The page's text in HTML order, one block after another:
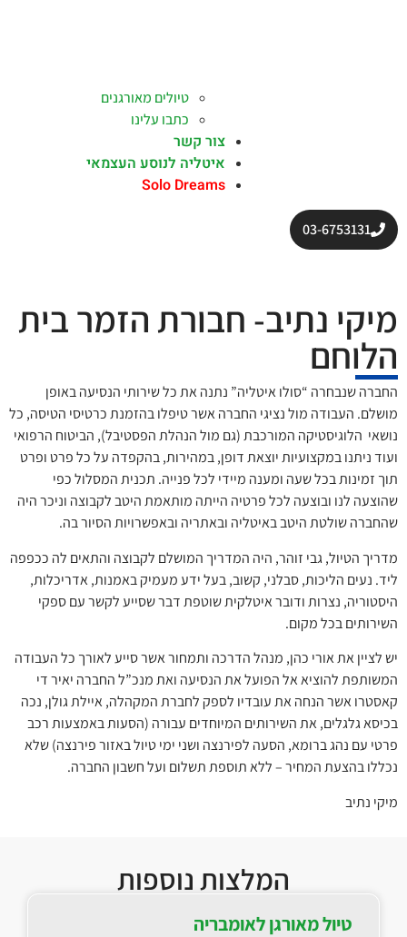
03-6753131
טיולים מאורגנים
כתבו עלינו
צור קשר
איטליה לנוסע העצמאי
Solo Dreams
מיקי נתיב- חבורת הזמר בית
הלוחם
החברה שנבחרה “סולו איטליה” נתנה את כל שירותי הנסיעה באופן
מושלם. העבודה מול נציגי החברה אשר טיפלו בהזמנת כרטיסי הטיסה, כל
נושאי הלוגיסטיקה המורכבת (גם מול הנהלת הפסטיבל), הביטוח הרפואי
ועוד ניתנו במקצועיות יוצאת דופן, במהירות, בהקפדה על כל פרט ופרט
תוך זמינות בכל שעה ומענה מיידי לכל פנייה. תכנית המסלול כפי
שהוצעה לנו ובוצעה לכל פרטיה הייתה מותאמת היטב לקבוצה וניכר היה
שהחברה שולטת היטב באיטליה ובאתריה ובאפשרויות הסיור בה.
מדריך הטיול, גבי זוהר, היה המדריך המושלם לקבוצה והתאים לה ככפפה
ליד. נעים הליכות, סבלני, קשוב, בעל ידע מעמיק באמנות, אדריכלות,
היסטוריה, נצרות ודובר איטלקית שוטפת דבר שסייע לקשר עם ספקי
השירותים בכל מקום.
יש לציין את אורי כהן, מנהל הדרכה ותמחור אשר סייע לאורך כל העבודה
המשותפת להוציא אל הפועל את הנסיעה ואת מנכ”ל החברה יאיר די
קאסטרו אשר הנחה את עובדיו לספק לחברת המקהלה, איילת גולן, נכה
בכיסא גלגלים, את השירותים המיוחדים עבורה (הסעות באמצעות רכב
פרטי עם נהג ברומא, הסעה לפירנצה ושני ימי טיול באזור פירנצה) שלא
נכללו בהצעת המחיר – ללא תוספת תשלום ועל חשבון החברה.
מיקי נתיב
המלצות נוספות
טיול מאורגן לאומבריה